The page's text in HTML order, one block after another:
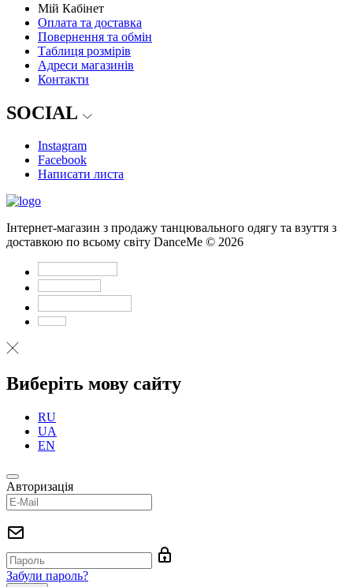
Мій Кабінет
Оплата та доставка
Повернення та обмін
Таблиця розмірів
Адреси магазинів
Контакти
SOCIAL
Instagram
Facebook
Написати листа
Інтернет-магазин з продажу танцювального одягу та взуття з
доставкою по всьому світу DanceMe © 2026
Виберіть мову сайту
RU
UA
EN
Авторизація
Забули пароль?